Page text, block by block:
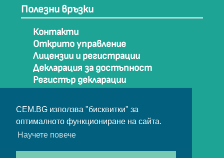
CEM.BG използва "бисквитки" за
оптималното функциониране на сайта.
Научете повече
Полезни връзки
Контакти
Открито управление
Лицензии и регистрации
Декларация за достъпност
Регистър декларации
Карта на сайта
Архив